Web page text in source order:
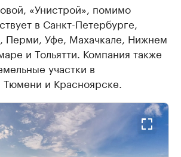
«Унистрой», помимо
в Санкт-Петербурге,
Перми, Уфе, Махачкале, Нижнем
и Тольятти. Компания также
участки в
и Красноярске.